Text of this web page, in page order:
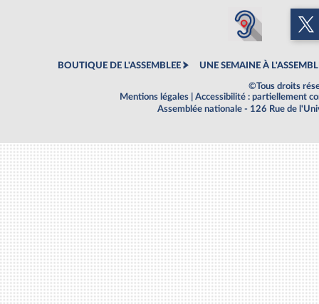
BOUTIQUE DE L'ASSEMBLEE UNE SEMAINE À
©Tous droits
Mentions légales
Accessibilité : partiellement
Assemblée nationale - 126 Rue de